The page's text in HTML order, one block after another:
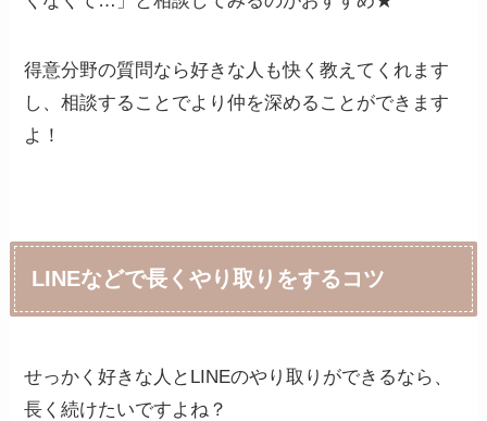
得意分野の質問なら好きな人も快く教えてくれます
し、相談することでより仲を深めることができます
よ！
LINEなどで長くやり取りをするコツ
せっかく好きな人とLINEのやり取りができるなら、
長く続けたいですよね？